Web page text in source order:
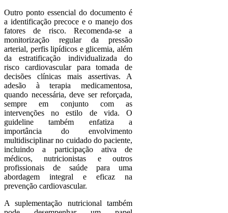
Outro ponto essencial do documento é
a identificação precoce e o manejo dos
fatores de risco. Recomenda-se a
monitorização regular da pressão
arterial, perfis lipídicos e glicemia, além
da estratificação individualizada do
risco cardiovascular para tomada de
decisões clínicas mais assertivas. A
adesão à terapia medicamentosa,
quando necessária, deve ser reforçada,
sempre em conjunto com as
intervenções no estilo de vida. O
guideline também enfatiza a
importância do envolvimento
multidisciplinar no cuidado do paciente,
incluindo a participação ativa de
médicos, nutricionistas e outros
profissionais de saúde para uma
abordagem integral e eficaz na
prevenção cardiovascular.
A suplementação nutricional também